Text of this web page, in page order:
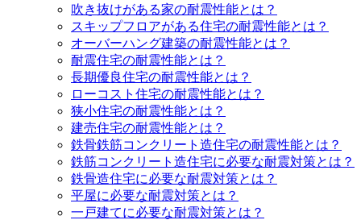
吹き抜けがある家の耐震性能とは？
スキップフロアがある住宅の耐震性能とは？
オーバーハング建築の耐震性能とは？
耐震住宅の耐震性能とは？
長期優良住宅の耐震性能とは？
ローコスト住宅の耐震性能とは？
狭小住宅の耐震性能とは？
建売住宅の耐震性能とは？
鉄骨鉄筋コンクリート造住宅の耐震性能とは？
鉄筋コンクリート造住宅に必要な耐震対策とは？
鉄骨造住宅に必要な耐震対策とは？
平屋に必要な耐震対策とは？
一戸建てに必要な耐震対策とは？